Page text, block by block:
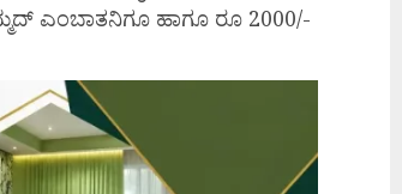
ಎಂಬಾತನಿಗೂ ಹಾಗೂ ರೂ 2000/-